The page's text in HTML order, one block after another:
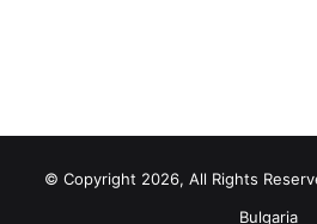
© Copyright 2026, All Rights
Bulgaria